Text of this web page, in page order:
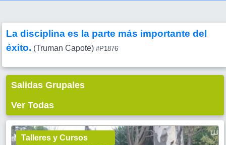
La disciplina es la parte más importante del
éxito. (Truman Capote) #P1876
Salidas Grupales
Ver Todas
Talleres y Cursos